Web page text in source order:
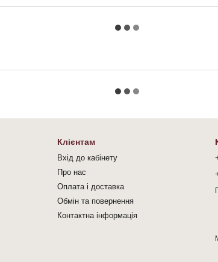
Клієнтам
Вхід до кабінету
Про нас
Оплата і доставка
Обмін та повернення
Контактна інформація